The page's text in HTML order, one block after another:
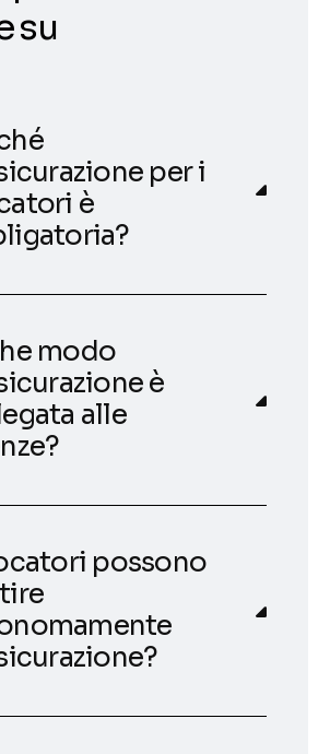
su
per i
è
modo
è
alle
possono